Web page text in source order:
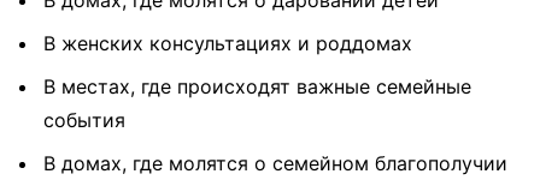
В женских консультациях и роддомах
В местах, где происходят важные семейные
события
В домах, где молятся о семейном благополучии